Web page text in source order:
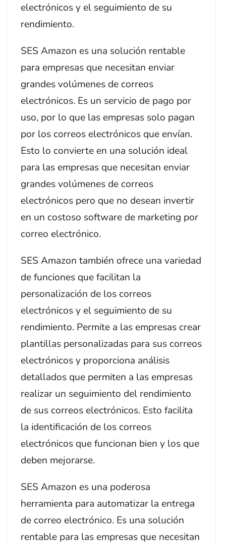
electrónicos y el seguimiento de su
rendimiento.
SES Amazon es una solución rentable
para empresas que necesitan enviar
grandes volúmenes de correos
electrónicos. Es un servicio de pago por
uso, por lo que las empresas solo pagan
por los correos electrónicos que envían.
Esto lo convierte en una solución ideal
para las empresas que necesitan enviar
grandes volúmenes de correos
electrónicos pero que no desean invertir
en un costoso software de marketing por
correo electrónico.
SES Amazon también ofrece una variedad
de funciones que facilitan la
personalización de los correos
electrónicos y el seguimiento de su
rendimiento. Permite a las empresas crear
plantillas personalizadas para sus correos
electrónicos y proporciona análisis
detallados que permiten a las empresas
realizar un seguimiento del rendimiento
de sus correos electrónicos. Esto facilita
la identificación de los correos
electrónicos que funcionan bien y los que
deben mejorarse.
SES Amazon es una poderosa
herramienta para automatizar la entrega
de correo electrónico. Es una solución
rentable para las empresas que necesitan